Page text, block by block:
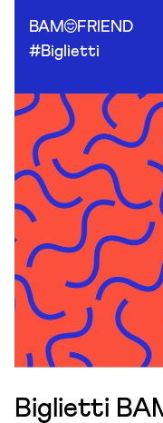
BAM
FRIEND
#Biglietti
Biglietti